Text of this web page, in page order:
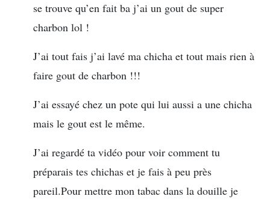
se trouve qu’en fait ba j’ai un gout de super
charbon lol !
J’ai tout fais j’ai lavé ma chicha et tout mais rien à
faire gout de charbon !!!
J’ai essayé chez un pote qui lui aussi a une chicha
mais le gout est le même.
J’ai regardé ta vidéo pour voir comment tu
préparais tes chichas et je fais à peu près
pareil.Pour mettre mon tabac dans la douille je